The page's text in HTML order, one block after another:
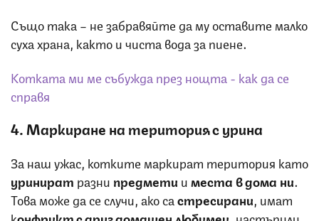
Също така – не забравяйте да му оставите малко
суха храна, както и чиста вода за пиене.
Котката ми ме събужда през нощта - как да се
справя
4. Маркиране на територия с урина
За наш ужас, котките маркират територия като
уринират разни предмети иместа в дома ни.
Това може да се случи, ако састресирани , имат
конфрикт с друг домашен любимец , настъпили